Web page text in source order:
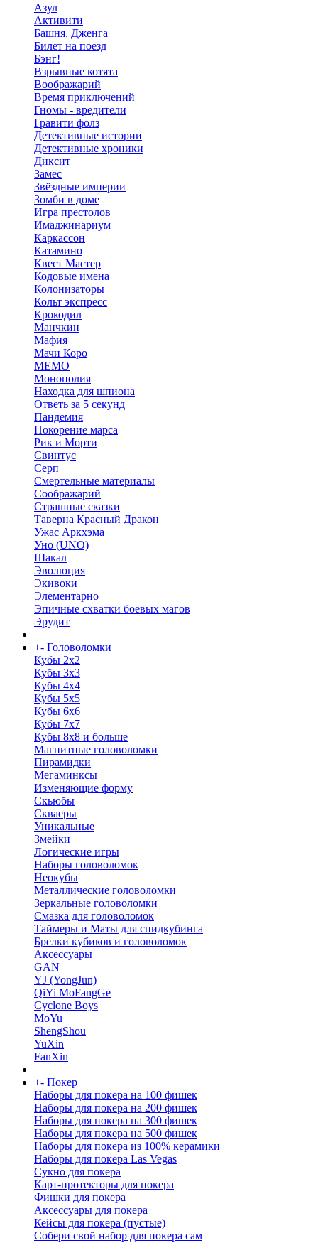
Азул
Активити
Башня, Дженга
Билет на поезд
Бэнг!
Взрывные котята
Воображарий
Время приключений
Гномы - вредители
Гравити фолз
Детективные истории
Детективные хроники
Диксит
Замес
Звёздные империи
Зомби в доме
Игра престолов
Имаджинариум
Каркассон
Катамино
Квест Мастер
Кодовые имена
Колонизаторы
Кольт экспресс
Крокодил
Манчкин
Мафия
Мачи Коро
МЕМО
Монополия
Находка для шпиона
Ответь за 5 секунд
Пандемия
Покорение марса
Рик и Морти
Свинтус
Серп
Смертельные материалы
Соображарий
Страшные сказки
Таверна Красный Дракон
Ужас Аркхэма
Уно (UNO)
Шакал
Эволюция
Экивоки
Элементарно
Эпичные схватки боевых магов
Эрудит
+- Головоломки
Кубы 2х2
Кубы 3х3
Кубы 4x4
Кубы 5х5
Кубы 6х6
Кубы 7х7
Кубы 8х8 и больше
Магнитные головоломки
Пирамидки
Мегаминксы
Изменяющие форму
Скьюбы
Скваеры
Уникальные
Змейки
Логические игры
Наборы головоломок
Неокубы
Металлические головоломки
Зеркальные головоломки
Смазка для головоломок
Таймеры и Маты для спидкубинга
Брелки кубиков и головоломок
Аксессуары
GAN
YJ (YongJun)
QiYi MoFangGe
Cyclone Boys
MoYu
ShengShou
YuXin
FanXin
+- Покер
Наборы для покера на 100 фишек
Наборы для покера на 200 фишек
Наборы для покера на 300 фишек
Наборы для покера на 500 фишек
Наборы для покера из 100% керамики
Наборы для покера Las Vegas
Сукно для покера
Карт-протекторы для покера
Фишки для покера
Аксессуары для покера
Кейсы для покера (пустые)
Собери свой набор для покера сам